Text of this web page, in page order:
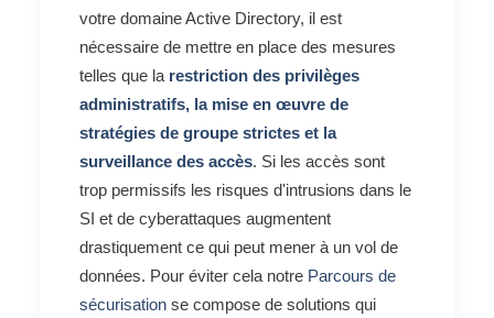
votre domaine Active Directory, il est
nécessaire de mettre en place des mesures
telles que la restriction des privilèges
administratifs, la mise en œuvre de
stratégies de groupe strictes et la
surveillance des accès. Si les accès sont
trop permissifs les risques d'intrusions dans le
SI et de cyberattaques augmentent
drastiquement ce qui peut mener à un vol de
données. Pour éviter cela notre Parcours de
sécurisation se compose de solutions qui